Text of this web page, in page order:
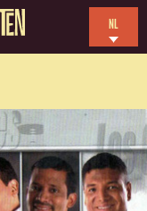
NL
FR